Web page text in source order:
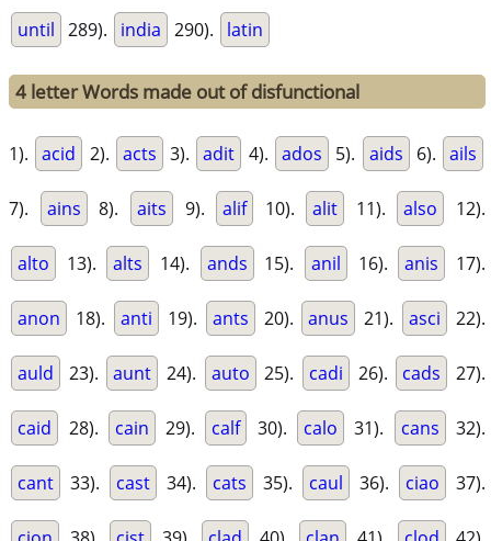
until 289). india 290). latin
4 letter Words made out of disfunctional
1). acid 2). acts 3). adit 4). ados 5). aids 6). ails
7). ains 8). aits 9). alif 10). alit 11). also 12).
alto 13). alts 14). ands 15). anil 16). anis 17).
anon 18). anti 19). ants 20). anus 21). asci 22).
auld 23). aunt 24). auto 25). cadi 26). cads 27).
caid 28). cain 29). calf 30). calo 31). cans 32).
cant 33). cast 34). cats 35). caul 36). ciao 37).